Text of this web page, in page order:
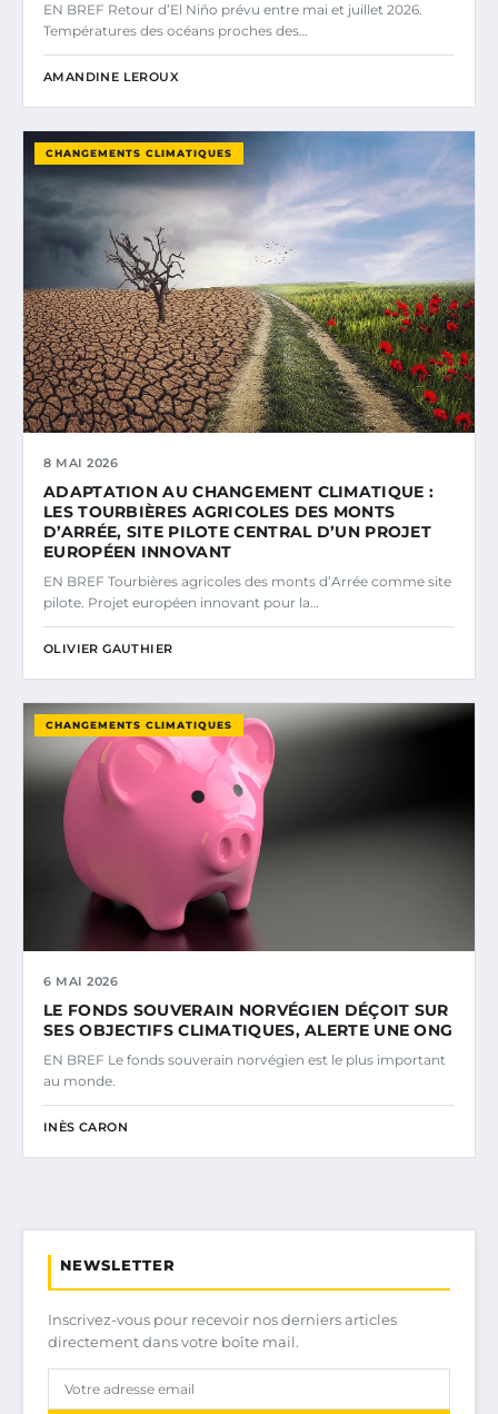
EN BREF Retour d’El Niño prévu entre mai et juillet 2026.
Températures des océans proches des…
AMANDINE LEROUX
CHANGEMENTS CLIMATIQUES
8 MAI 2026
ADAPTATION AU CHANGEMENT CLIMATIQUE :
LES TOURBIÈRES AGRICOLES DES MONTS
D’ARRÉE, SITE PILOTE CENTRAL D’UN PROJET
EUROPÉEN INNOVANT
EN BREF Tourbières agricoles des monts d’Arrée comme site
pilote. Projet européen innovant pour la…
OLIVIER GAUTHIER
CHANGEMENTS CLIMATIQUES
6 MAI 2026
LE FONDS SOUVERAIN NORVÉGIEN DÉÇOIT SUR
SES OBJECTIFS CLIMATIQUES, ALERTE UNE ONG
EN BREF Le fonds souverain norvégien est le plus important
au monde.
INÈS CARON
NEWSLETTER
Inscrivez-vous pour recevoir nos derniers articles
directement dans votre boîte mail.